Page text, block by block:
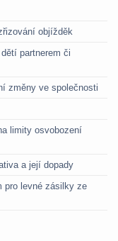
objížděk
partnerem či
změny ve společnosti
limity osvobození
a její dopady
pro levné zásilky ze